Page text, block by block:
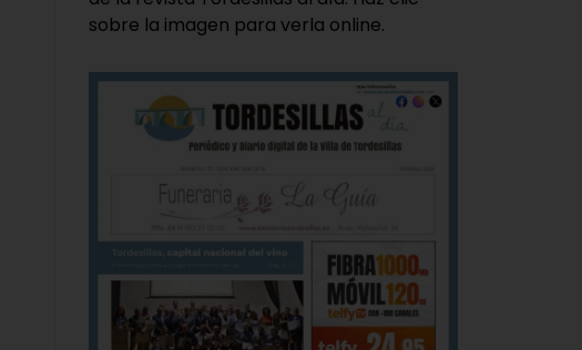
sobre la imagen para verla online.